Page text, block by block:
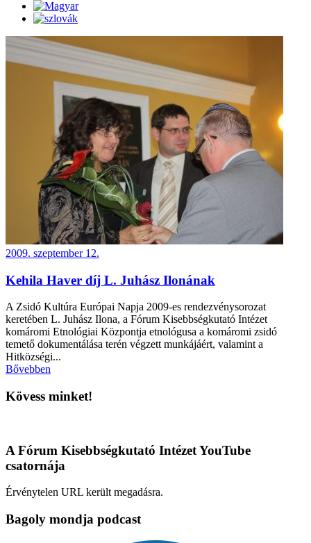
2009. szeptember 12.
Kehila Haver díj L. Juhász Ilonának
A Zsidó Kultúra Európai Napja 2009-es rendezvénysorozat
keretében L. Juhász Ilona, a Fórum Kisebbségkutató Intézet
komáromi Etnológiai Központja etnológusa a komáromi zsidó
temető dokumentálása terén végzett munkájáért, valamint a
Hitközségi...
Bővebben
Kövess minket!
A Fórum Kisebbségkutató Intézet YouTube
csatornája
Érvénytelen URL került megadásra.
Bagoly mondja podcast